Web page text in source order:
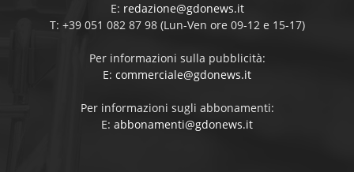
E: redazione@gdonews.it
T: +39 051 082 87 98 (Lun-Ven ore 09-12 e 15-17)
Per informazioni sulla pubblicità:
E: commerciale@gdonews.it
Per informazioni sugli abbonamenti:
E: abbonamenti@gdonews.it